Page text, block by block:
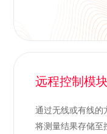
远程控制模
通过无线或有线的
将测量结果存储至